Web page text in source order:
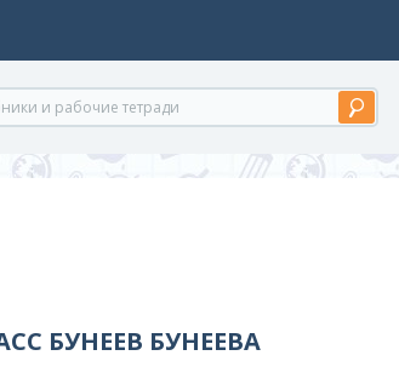
БУНЕЕВ БУНЕЕВА